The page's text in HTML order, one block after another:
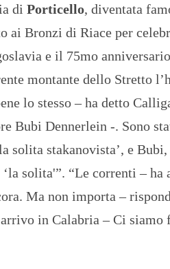
P
R
A
E
S
o
r
I
R
di Porticello, diventata
ai Bronzi di Riace per
e il 75mo
montante dello Stretto
lo stesso – ha detto
Bubi Dennerlein -. Sono
solita stakanovista’, e
solita'”. “Le correnti –
Ma non importa –
in Calabria – Ci